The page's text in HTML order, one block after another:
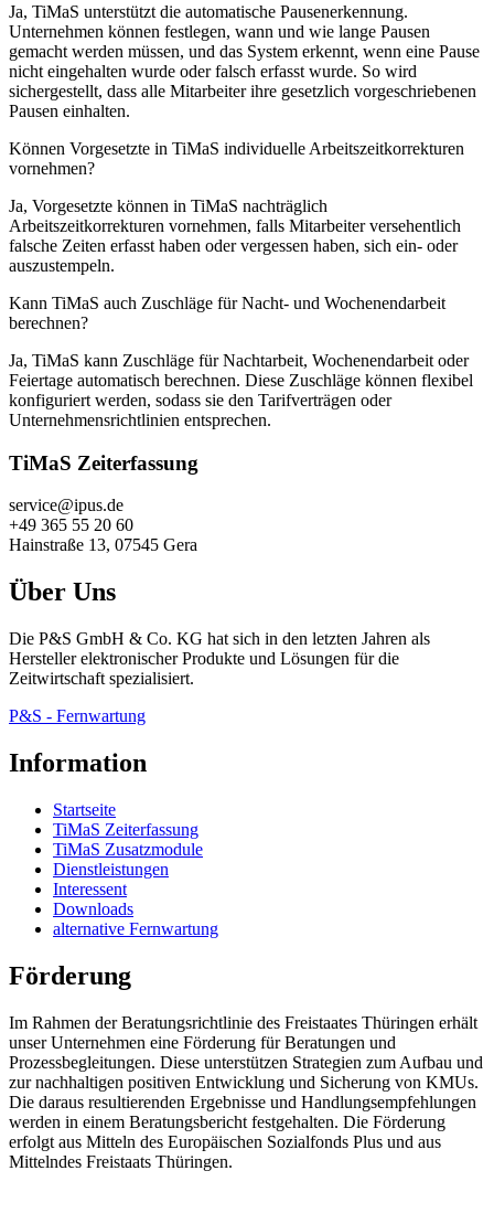
Ja, TiMaS unterstützt die automatische Pausenerkennung.
Unternehmen können festlegen, wann und wie lange Pausen
gemacht werden müssen, und das System erkennt, wenn eine Pause
nicht eingehalten wurde oder falsch erfasst wurde. So wird
sichergestellt, dass alle Mitarbeiter ihre gesetzlich vorgeschriebenen
Pausen einhalten.
Können Vorgesetzte in TiMaS individuelle Arbeitszeitkorrekturen
vornehmen?
Ja, Vorgesetzte können in TiMaS nachträglich
Arbeitszeitkorrekturen vornehmen, falls Mitarbeiter versehentlich
falsche Zeiten erfasst haben oder vergessen haben, sich ein- oder
auszustempeln.
Kann TiMaS auch Zuschläge für Nacht- und Wochenendarbeit
berechnen?
Ja, TiMaS kann Zuschläge für Nachtarbeit, Wochenendarbeit oder
Feiertage automatisch berechnen. Diese Zuschläge können flexibel
konfiguriert werden, sodass sie den Tarifverträgen oder
Unternehmensrichtlinien entsprechen.
TiMaS Zeiterfassung
service@ipus.de
+49 365 55 20 60
Hainstraße 13, 07545 Gera
Über Uns
Die P&S GmbH & Co. KG hat sich in den letzten Jahren als
Hersteller elektronischer Produkte und Lösungen für die
Zeitwirtschaft spezialisiert.
P&S - Fernwartung
Information
Startseite
TiMaS Zeiterfassung
TiMaS Zusatzmodule
Dienstleistungen
Interessent
Downloads
alternative Fernwartung
Förderung
Im Rahmen der Beratungsrichtlinie des Freistaates Thüringen erhält
unser Unternehmen eine Förderung für Beratungen und
Prozessbegleitungen. Diese unterstützen Strategien zum Aufbau und
zur nachhaltigen positiven Entwicklung und Sicherung von KMUs.
Die daraus resultierenden Ergebnisse und Handlungsempfehlungen
werden in einem Beratungsbericht festgehalten. Die Förderung
erfolgt aus Mitteln des Europäischen Sozialfonds Plus und aus
Mittelndes Freistaats Thüringen.